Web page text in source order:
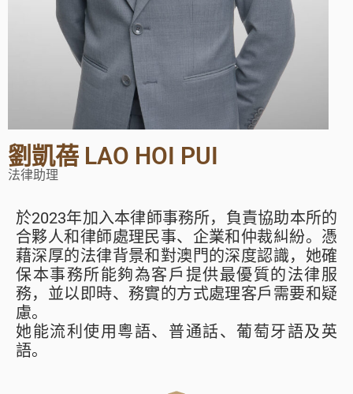
劉凱蓓 LAO HOI PUI
法律助理
於2023年加入本律師事務所，負責協助本所的
合夥人和律師處理民事、企業和仲裁糾紛。憑
藉深厚的法律背景和對澳門的深度認識，她確
保本事務所能夠為客戶提供最優質的法律服
務，並以即時、務實的方式處理客戶需要和疑
慮。
她能流利使用粵語、普通話、葡萄牙語及英
語。